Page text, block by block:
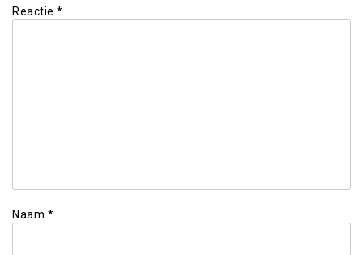
Reactie *
Naam *